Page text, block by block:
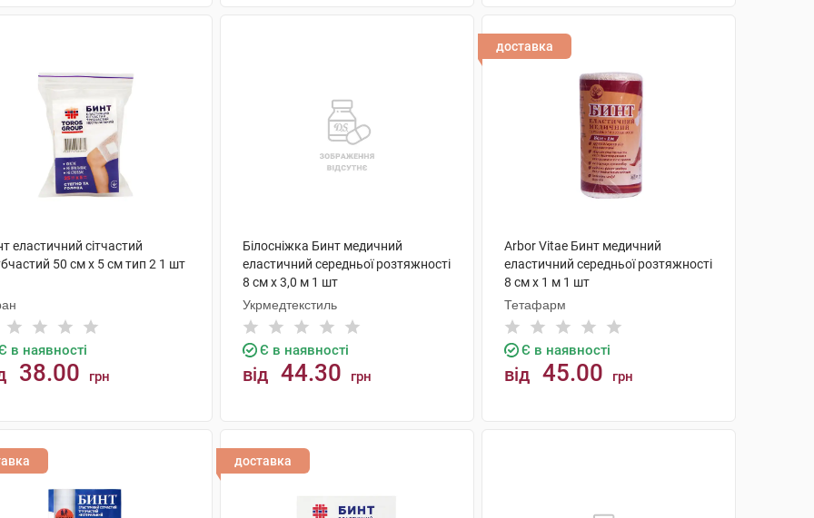
еластичний сітчастий
50 см х 5 см тип 2 1 шт
в наявності
38.00 грн
Білосніжка Бинт медичний
еластичний середньої розтяжності
8 см х 3,0 м 1 шт
Укрмедтекстиль
Є в наявності
від 44.30 грн
доставка
Arbor Vitae Бинт медичний
еластичний середньої розтяжності
8 см х 1 м 1 шт
Тетафарм
Є в наявності
від 45.00 грн
доставка